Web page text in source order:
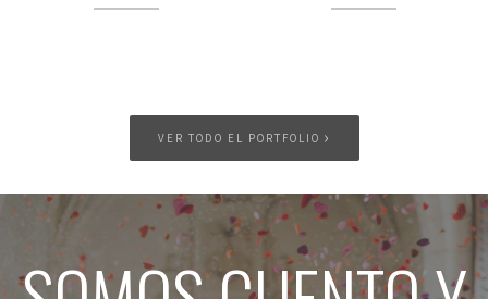
VER TODO EL PORTFOLIO ›